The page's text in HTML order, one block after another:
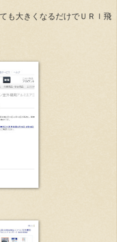
も大きくなるだけでＵＲｌ飛